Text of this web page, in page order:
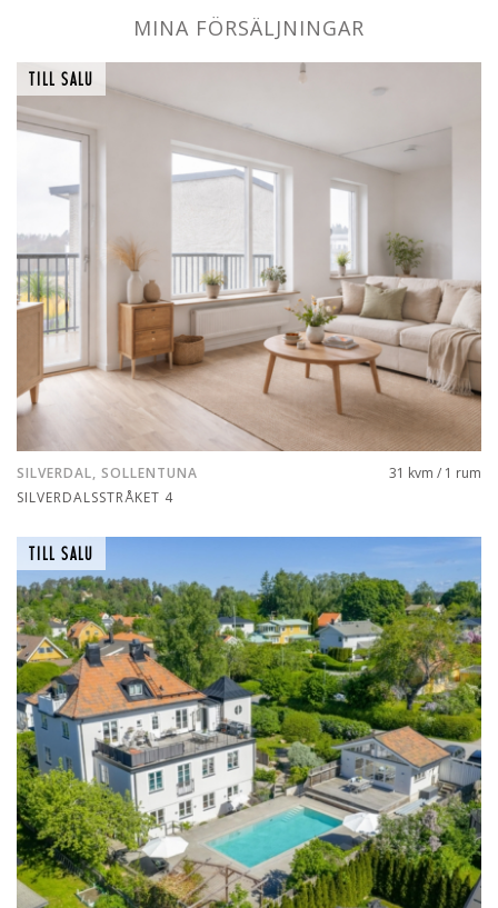
MINA FÖRSÄLJNINGAR
TILL SALU
SILVERDAL, SOLLENTUNA
SILVERDALSSTRÅKET 4
31 kvm / 1 rum
TILL SALU